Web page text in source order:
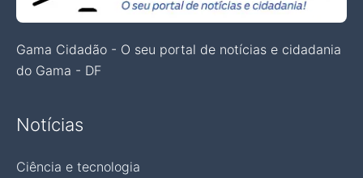
Gama Cidadão - O seu portal de notícias e cidadania
do Gama - DF
Notícias
Ciência e tecnologia